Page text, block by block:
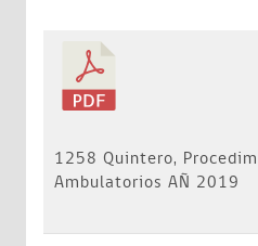
1258 Quintero,
Ambulatorios AÑ 2019